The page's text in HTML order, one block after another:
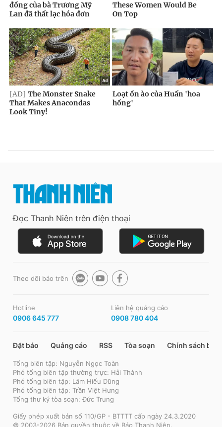
Đọc Thanh Niên trên điện thoại
Theo dõi báo trên
Hotline
0906 645 777
Liên hệ quảng cáo
0908 780 404
Đặt báo Quảng cáo RSS Tòa soạn Chính sách bảo
Tổng biên tập: Nguyễn Ngọc Toàn
Phó tổng biên tập thường trực: Hải Thành
Phó tổng biên tập: Lâm Hiếu Dũng
Phó tổng biên tập: Trần Việt Hưng
Tổng thư ký tòa soạn: Đức Trung
Giấy phép xuất bản số 110/GP - BTTTT cấp ngày 24.3.2020
© 2003-2026 Bản quyền thuộc về Báo Thanh Niên.